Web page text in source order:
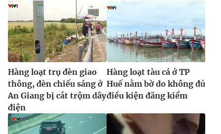
Hàng loạt trụ đèn giao
thông, đèn chiếu sáng ở
An Giang bị cắt trộm dây
điện
Hàng loạt tàu cá ở TP
Huế nằm bờ do không đủ
điều kiện đăng kiểm